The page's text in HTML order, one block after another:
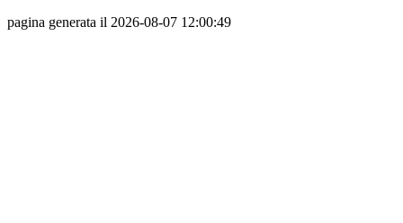
pagina generata il 2026-08-07 12:00:49